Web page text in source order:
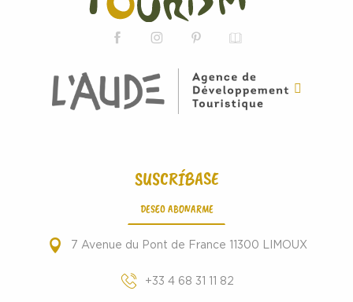
SUSCRÍBASE
DESEO ABONARME
7 Avenue du Pont de France 11300 LIMOUX
+33 4 68 31 11 82